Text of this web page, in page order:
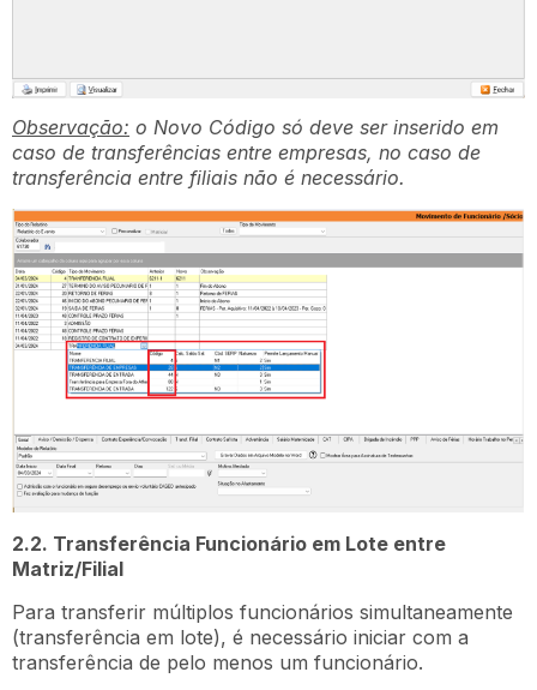
Observação: o Novo Código só deve ser inserido em
caso de transferências entre empresas, no caso de
transferência entre filiais não é necessário.
2.2. Transferência Funcionário em Lote entre
Matriz/Filial
Para transferir múltiplos funcionários simultaneamente
(transferência em lote), é necessário iniciar com a
transferência de pelo menos um funcionário.